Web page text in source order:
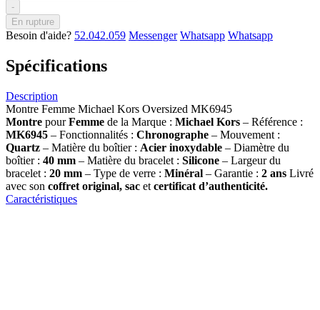
-
En rupture
Besoin d'aide? 52.042.059 Messenger Whatsapp Whatsapp
Spécifications
Description
Montre Femme Michael Kors Oversized MK6945
Montre pourFemme de la Marque : Michael Kors – Référence :
MK6945 – Fonctionnalités : Chronographe – Mouvement :
Quartz – Matière du boîtier : Acier inoxydable – Diamètre du
boîtier : 40 mm – Matière du bracelet : Silicone – Largeur du
bracelet : 20 mm – Type de verre : Minéral – Garantie : 2 ans Livré
avec son coffret original, sac et certificat d’authenticité.
Caractéristiques